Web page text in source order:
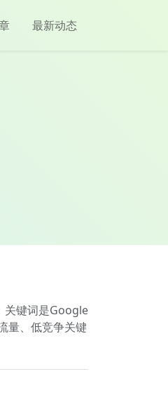
最新动态
关键词是Google
量、低竞争关键